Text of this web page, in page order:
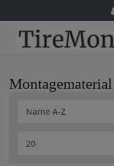
Montagematerial